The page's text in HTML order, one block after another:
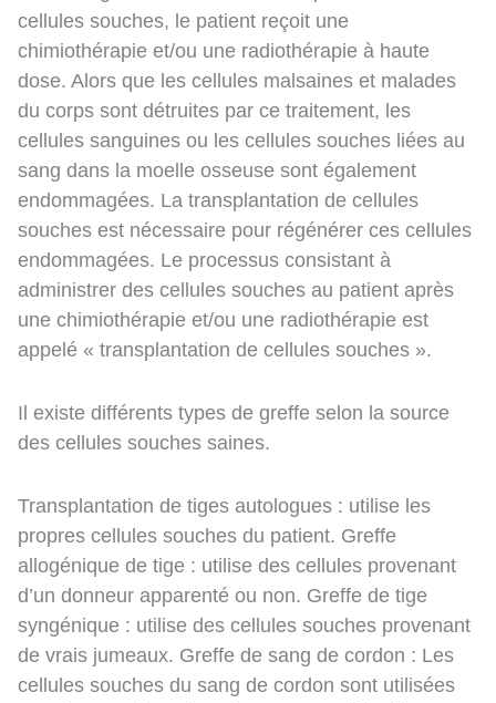
cellules souches, le patient reçoit une
chimiothérapie et/ou une radiothérapie à haute
dose. Alors que les cellules malsaines et malades
du corps sont détruites par ce traitement, les
cellules sanguines ou les cellules souches liées au
sang dans la moelle osseuse sont également
endommagées. La transplantation de cellules
souches est nécessaire pour régénérer ces cellules
endommagées. Le processus consistant à
administrer des cellules souches au patient après
une chimiothérapie et/ou une radiothérapie est
appelé « transplantation de cellules souches ».
Il existe différents types de greffe selon la source
des cellules souches saines.
Transplantation de tiges autologues : utilise les
propres cellules souches du patient. Greffe
allogénique de tige : utilise des cellules provenant
d’un donneur apparenté ou non. Greffe de tige
syngénique : utilise des cellules souches provenant
de vrais jumeaux. Greffe de sang de cordon : Les
cellules souches du sang de cordon sont utilisées